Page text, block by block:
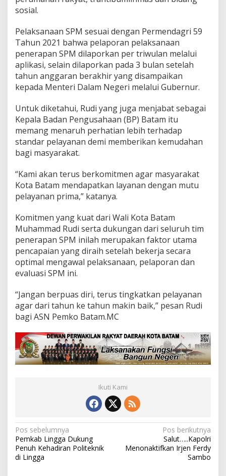
a
a
r
a
k
a
t
sosial.
Pelaksanaan SPM sesuai dengan Permendagri 59
Tahun 2021 bahwa pelaporan pelaksanaan
penerapan SPM dilaporkan per triwulan melalui
aplikasi, selain dilaporkan pada 3 bulan setelah
tahun anggaran berakhir yang disampaikan
kepada Menteri Dalam Negeri melalui Gubernur.
Untuk diketahui, Rudi yang juga menjabat sebagai
Kepala Badan Pengusahaan (BP) Batam itu
memang menaruh perhatian lebih terhadap
standar pelayanan demi memberikan kemudahan
bagi masyarakat.
“Kami akan terus berkomitmen agar masyarakat
Kota Batam mendapatkan layanan dengan mutu
pelayanan prima,” katanya.
Komitmen yang kuat dari Wali Kota Batam
Muhammad Rudi serta dukungan dari seluruh tim
penerapan SPM inilah merupakan faktor utama
pencapaian yang diraih setelah bekerja secara
optimal mengawal pelaksanaan, pelaporan dan
evaluasi SPM ini.
“Jangan berpuas diri, terus tingkatkan pelayanan
agar dari tahun ke tahun makin baik,” pesan Rudi
bagi ASN Pemko Batam.MC
Ikuti Kami
N
a
v
Pos sebelumnya
Pemkab Lingga Dukung
Penuh Kehadiran Politeknik
di Lingga
Pos berikutnya
Salut…..Kapolri
Menonaktifkan Irjen Ferdy
Sambo